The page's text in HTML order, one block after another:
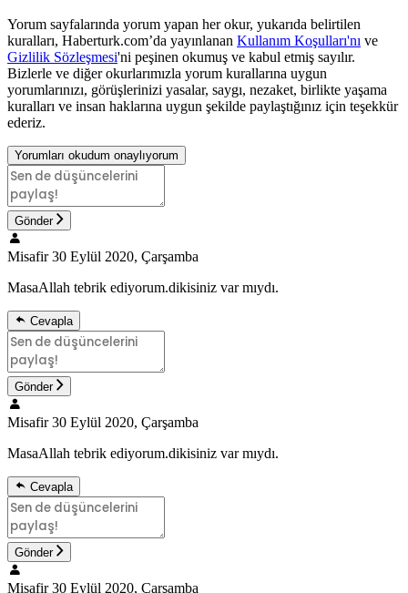
Yorum sayfalarında yorum yapan her okur, yukarıda belirtilen
kuralları, Haberturk.com’da yayınlanan Kullanım Koşulları'nı ve
Gizlilik Sözleşmesi'ni peşinen okumuş ve kabul etmiş sayılır.
Bizlerle ve diğer okurlarımızla yorum kurallarına uygun
yorumlarınızı, görüşlerinizi yasalar, saygı, nezaket, birlikte yaşama
kuralları ve insan haklarına uygun şekilde paylaştığınız için teşekkür
ederiz.
Yorumları okudum onaylıyorum
Gönder
Misafir 30 Eylül 2020, Çarşamba
MasaAllah tebrik ediyorum.dikisiniz var mıydı.
Cevapla
Gönder
Misafir 30 Eylül 2020, Çarşamba
MasaAllah tebrik ediyorum.dikisiniz var mıydı.
Cevapla
Gönder
Misafir 30 Eylül 2020, Çarşamba